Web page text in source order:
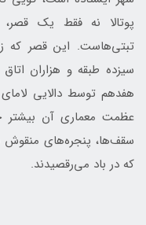
پوتالا نه فقط یک
تبتی‌هاست. این قصر که
سیزده طبقه و هزاران
هفدهم توسط دالایی
عظمت معماری آن بیشتر
سقف‌ها، پنجره‌های منقوش
که در باد می‌رقصیدند.